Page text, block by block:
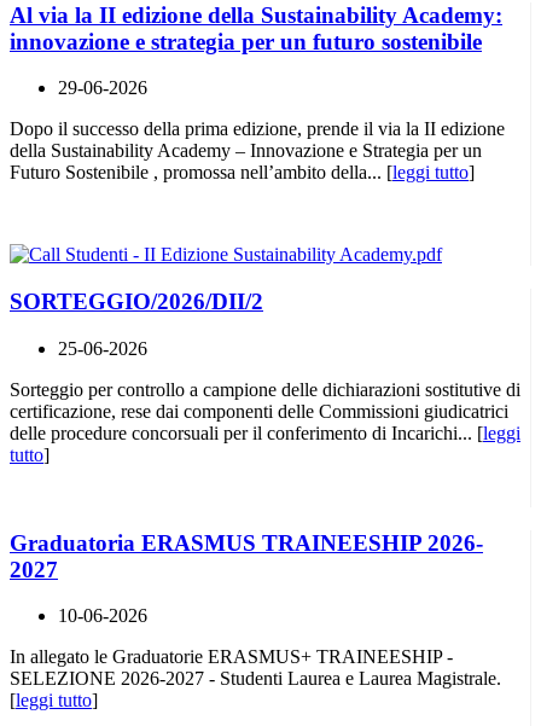
Al via la II edizione della Sustainability Academy:
innovazione e strategia per un futuro sostenibile
29-06-2026
Dopo il successo della prima edizione, prende il via la II edizione
della Sustainability Academy – Innovazione e Strategia per un
Futuro Sostenibile , promossa nell’ambito della... [leggi tutto]
SORTEGGIO/2026/DII/2
25-06-2026
Sorteggio per controllo a campione delle dichiarazioni sostitutive di
certificazione, rese dai componenti delle Commissioni giudicatrici
delle procedure concorsuali per il conferimento di Incarichi... [leggi
tutto]
Graduatoria ERASMUS TRAINEESHIP 2026-
2027
10-06-2026
In allegato le Graduatorie ERASMUS+ TRAINEESHIP -
SELEZIONE 2026-2027 - Studenti Laurea e Laurea Magistrale.
[leggi tutto]